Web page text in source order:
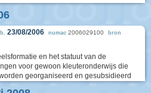
23/08/2006 numac 2006029100 bron
en het statuut van de
voor gewoon kleuteronderwijs die
georganiseerd en gesubsidieerd